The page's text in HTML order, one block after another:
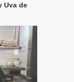
Uva de